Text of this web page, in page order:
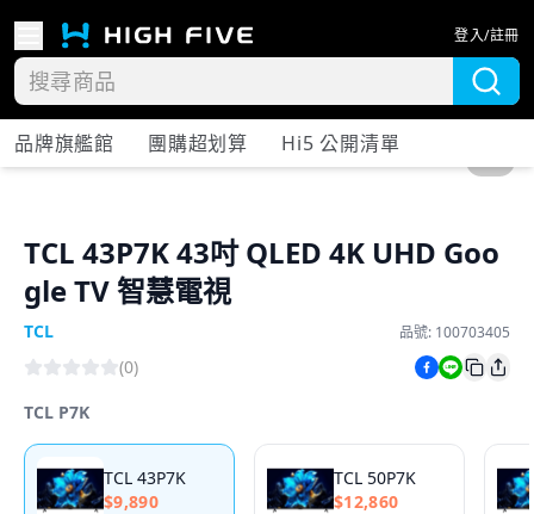
登入/註冊
品牌旗艦館 團購超划算 Hi5 公開清單
TCL 43P7K 43吋 QLED 4K UHD Goo
gle TV 智慧電視
TCL 品號: 100703405
(0)
TCL P7K
TCL 43P7K
$9,890
TCL 50P7K
$12,860